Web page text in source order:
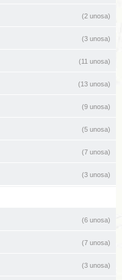
(2 unosa)
(3 unosa)
(11 unosa)
(13 unosa)
(9 unosa)
(5 unosa)
(7 unosa)
(3 unosa)
(6 unosa)
(7 unosa)
(3 unosa)